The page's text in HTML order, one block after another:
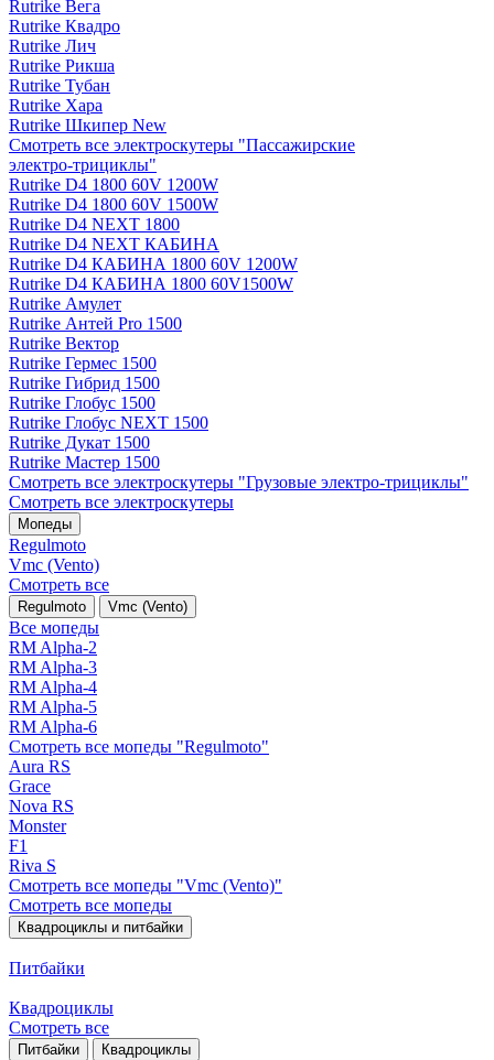
Rutrike Вега
Rutrike Квадро
Rutrike Лич
Rutrike Рикша
Rutrike Тубан
Rutrike Хара
Rutrike Шкипер New
Смотреть все электро­скутеры "Пассажирские
электро‑трициклы"
Rutrike D4 1800 60V 1200W
Rutrike D4 1800 60V 1500W
Rutrike D4 NEXT 1800
Rutrike D4 NEXT КАБИНА
Rutrike D4 КАБИНА 1800 60V 1200W
Rutrike D4 КАБИНА 1800 60V1500W
Rutrike Амулет
Rutrike Антей Pro 1500
Rutrike Вектор
Rutrike Гермес 1500
Rutrike Гибрид 1500
Rutrike Глобус 1500
Rutrike Глобус NEXT 1500
Rutrike Дукат 1500
Rutrike Мастер 1500
Смотреть все электро­скутеры "Грузовые электро‑трициклы"
Смотреть все электро­скутеры
Мопеды
Regulmoto
Vmc (Vento)
Смотреть все
Regulmoto Vmc (Vento)
Все мопеды
RM Alpha-2
RM Alpha-3
RM Alpha-4
RM Alpha-5
RM Alpha-6
Смотреть все мопеды "Regulmoto"
Aura RS
Grace
Nova RS
Monster
F1
Riva S
Смотреть все мопеды "Vmc (Vento)"
Смотреть все мопеды
Квадроциклы и питбайки
Питбайки
Квадроциклы
Смотреть все
Питбайки Квадроциклы